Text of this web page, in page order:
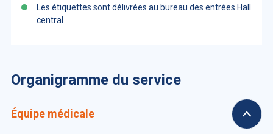
Les étiquettes sont délivrées au bureau des entrées Hall
central
Organigramme du service
Équipe médicale